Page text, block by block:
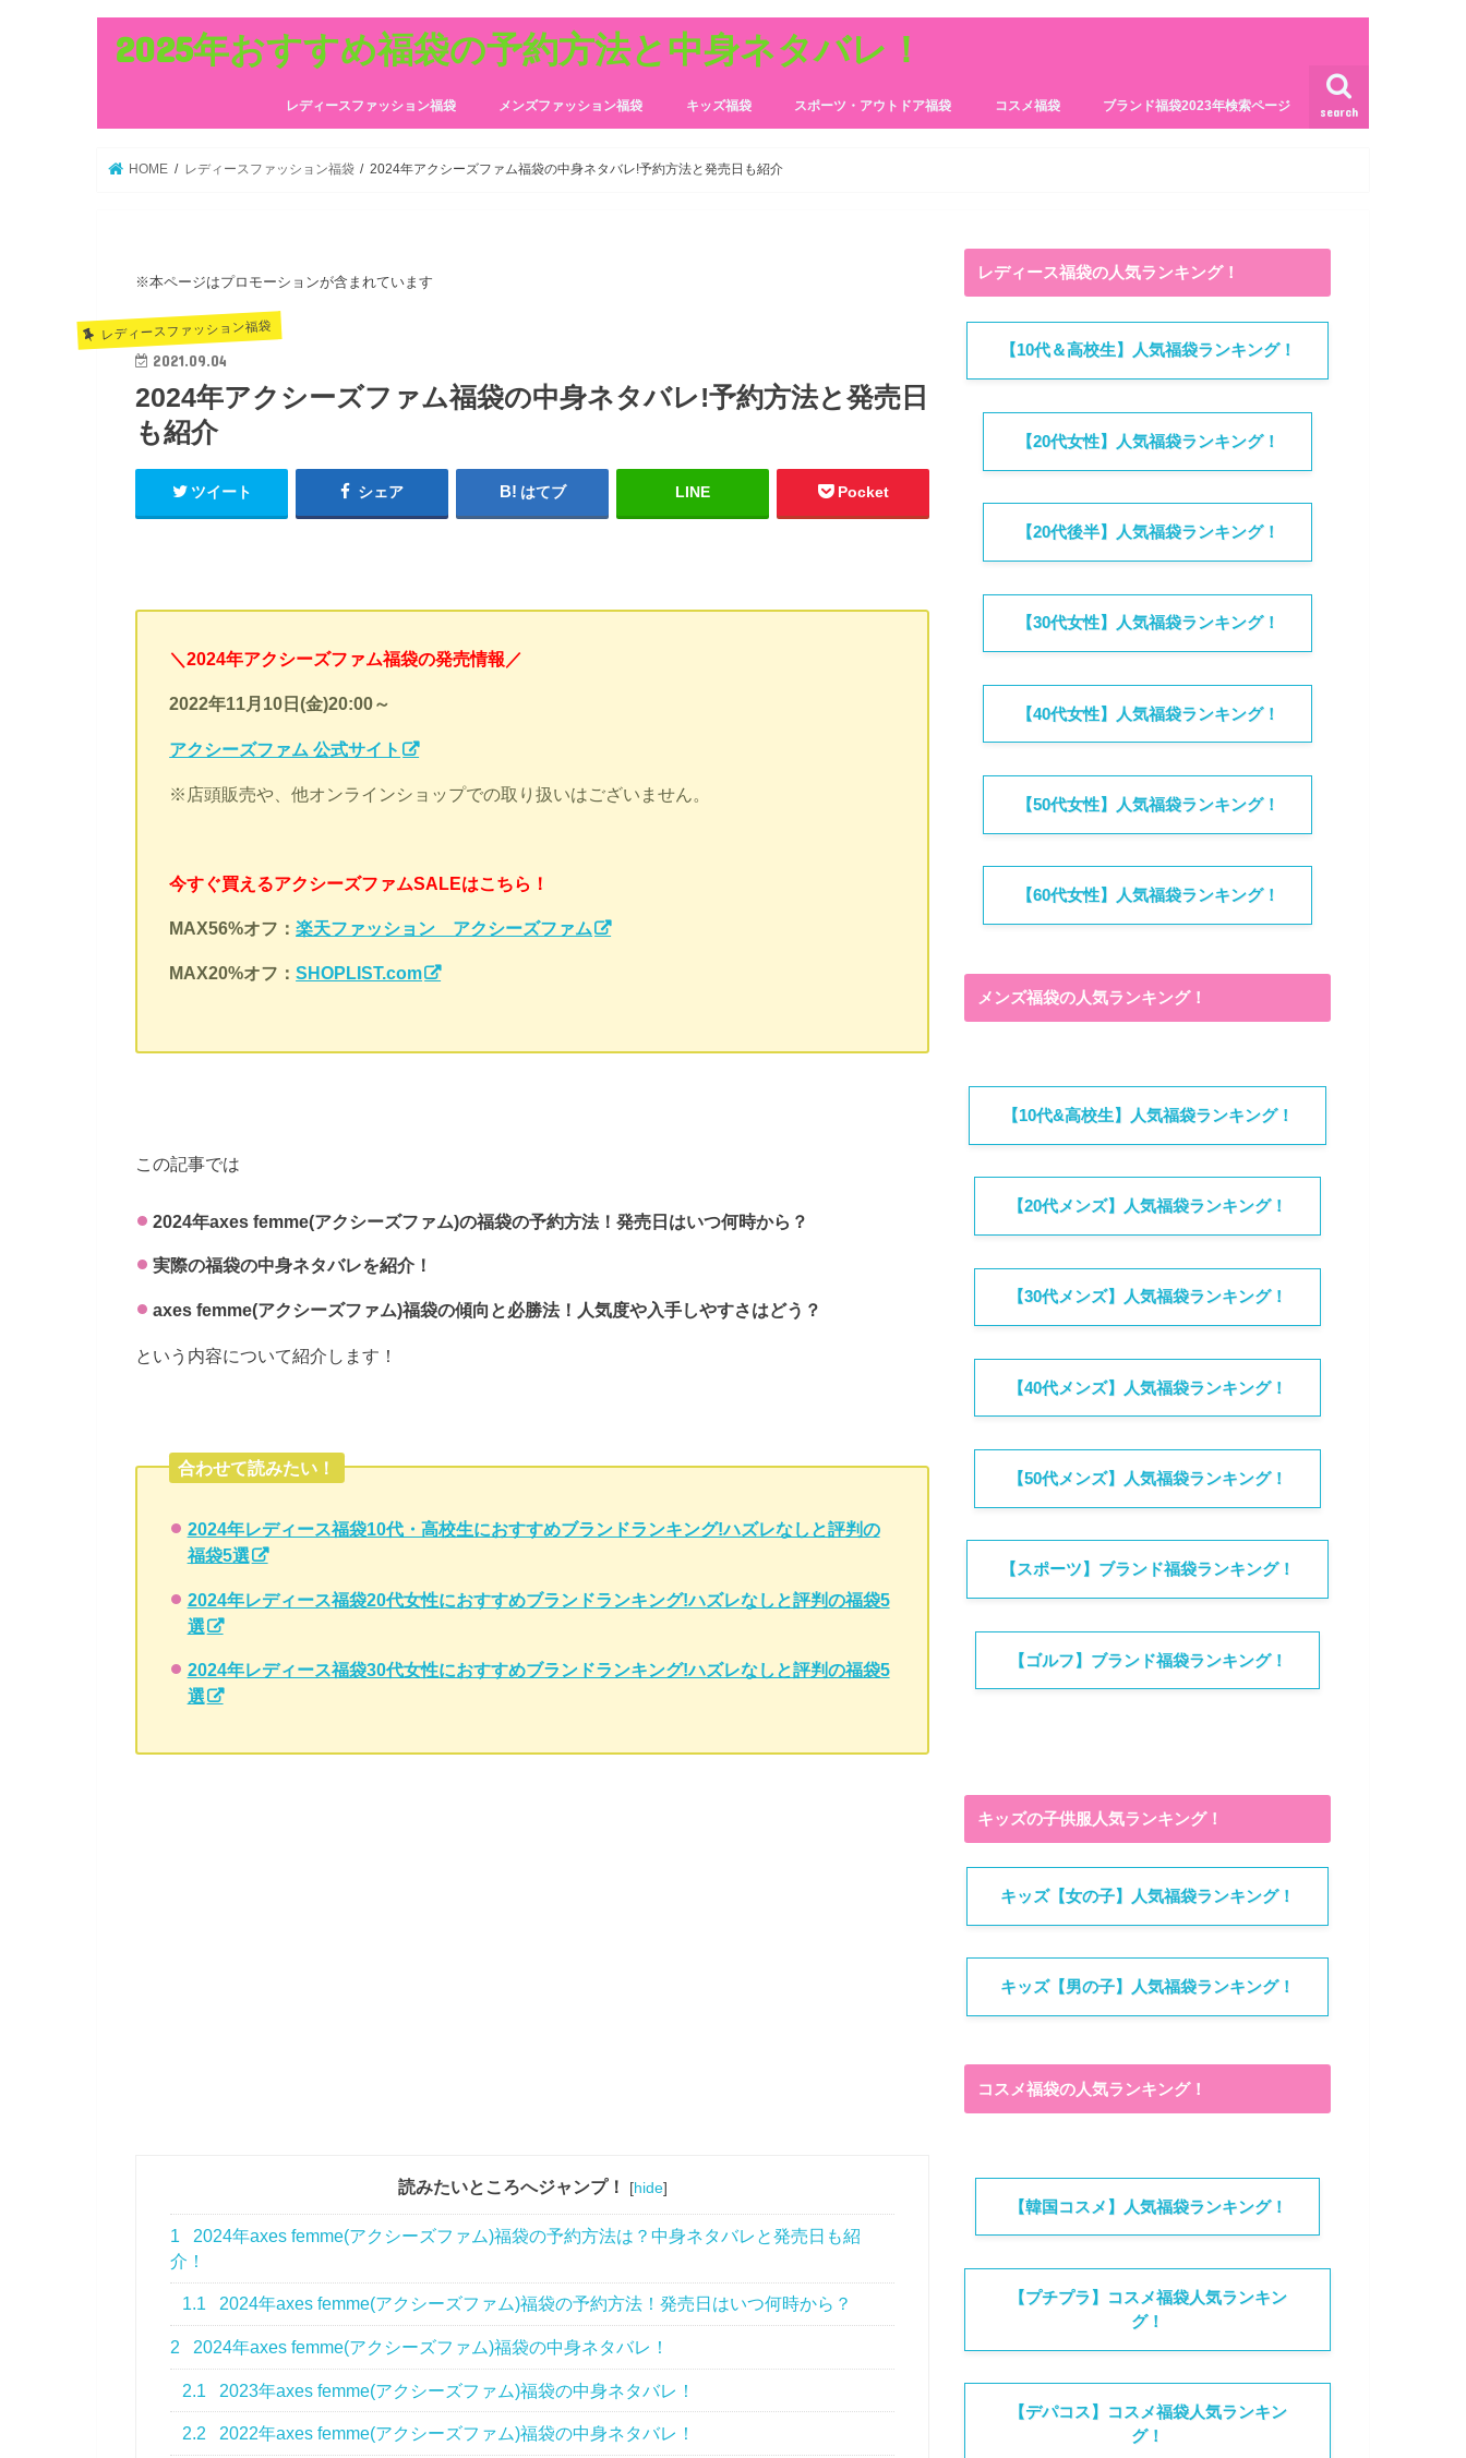
2025年おすすめ福袋の予約方法と中身ネタバレ！
search
レディースファッション福袋 メンズファッション福袋 キッズ福袋 スポーツ・アウトドア福袋 コスメ福袋 ブランド福袋2023年検索ページ
HOME レディースファッション福袋 2024年アクシーズファム福袋の中身ネタバレ!予約方法と発売日も紹介
※本ページはプロモーションが含まれています
レディースファッション福袋
2021.09.04
2024年アクシーズファム福袋の中身ネタバレ!予約方法と発売日
も紹介
ツイート シェア はてブ LINE Pocket
＼2024年アクシーズファム福袋の発売情報／
2022年11月10日(金)20:00～
アクシーズファム 公式サイト
※店頭販売や、他オンラインショップでの取り扱いはございません。
今すぐ買えるアクシーズファムSALEはこちら！
MAX56%オフ：楽天ファッション アクシーズファム
MAX20%オフ：SHOPLIST.com
この記事では
2024年axes femme(アクシーズファム)の福袋の予約方法！発売日はいつ何時から？
実際の福袋の中身ネタバレを紹介！
axes femme(アクシーズファム)福袋の傾向と必勝法！人気度や入手しやすさはどう？
という内容について紹介します！
合わせて読みたい！
2024年レディース福袋10代・高校生におすすめブランドランキング!ハズレなしと評判の
福袋5選
2024年レディース福袋20代女性におすすめブランドランキング!ハズレなしと評判の福袋5
選
2024年レディース福袋30代女性におすすめブランドランキング!ハズレなしと評判の福袋5
選
読みたいところへジャンプ！ [hide]
1
2024年axes femme(アクシーズファム)福袋の予約方法は？中身ネタバレと発売日も紹
介！
1.1 2024年axes femme(アクシーズファム)福袋の予約方法！発売日はいつ何時から？
2 2024年axes femme(アクシーズファム)福袋の中身ネタバレ！
2.1 2023年axes femme(アクシーズファム)福袋の中身ネタバレ！
2.2 2022年axes femme(アクシーズファム)福袋の中身ネタバレ！
レディース福袋の人気ランキング！
【10代＆高校生】人気福袋ランキング！
【20代女性】人気福袋ランキング！
【20代後半】人気福袋ランキング！
【30代女性】人気福袋ランキング！
【40代女性】人気福袋ランキング！
【50代女性】人気福袋ランキング！
【60代女性】人気福袋ランキング！
メンズ福袋の人気ランキング！
【10代&高校生】人気福袋ランキング！
【20代メンズ】人気福袋ランキング！
【30代メンズ】人気福袋ランキング！
【40代メンズ】人気福袋ランキング！
【50代メンズ】人気福袋ランキング！
【スポーツ】ブランド福袋ランキング！
【ゴルフ】ブランド福袋ランキング！
キッズの子供服人気ランキング！
キッズ【女の子】人気福袋ランキング！
キッズ【男の子】人気福袋ランキング！
コスメ福袋の人気ランキング！
【韓国コスメ】人気福袋ランキング！
【プチプラ】コスメ福袋人気ランキン
グ！
【デパコス】コスメ福袋人気ランキン
グ！